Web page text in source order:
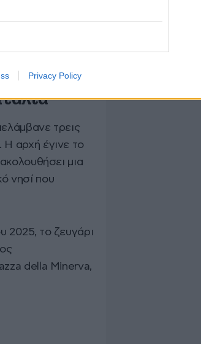
Privacy Policy
τρεις
Η αρχή έγινε το
μια
νησί που
2025, το ζευγάρι
della Minerva,